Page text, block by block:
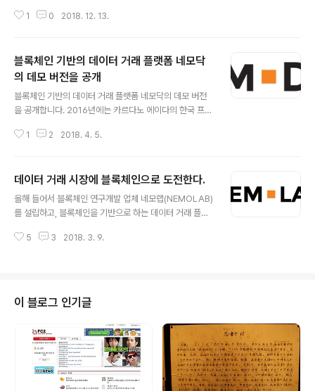
일 스트리밍 서비스 네모스터디(앱)와 함께 네모닥(웹)을
록체인투데이에 소개되었습니다. 네모닥은 가치인터넷 세
써 판매자에게는 최대의 이익을, 구매자에게는 양질의 콘
텐츠를 구매할 수 있는 장을 마련하고자 만든 플랫폼입니
다. 네모닥은 내년 1월 오픈을 목표로 개발되고 있으며, 기
본적으로 다양한 컨텐츠와 데이터의 오픈마켓을 지향하고
밴드의 음원을 보유한 업체와 개인에 주력할 예정입니다.
1 0 2018. 12. 13.
블록체인 기반의 데이터 거래 플랫폼 네모닥
의 데모 버전을 공개
블록체인 기반의 데이터 거래 플랫폼 네모닥의 데모 버전
을 공개합니다. 2016년에는 카르다노 에이다의 한국 프리
을 떴습니다. 2017년은 카르다노 플랫폼 생태계 조성을
래 가능성과 현실의 한계를 체감하면서 한편으로는 카르다
노 에이다의 상장이 무사히 이루어지고 순조롭게 성장하는
것을 보며 안도의 숨을 쉰 한해였습니다. 2018년 올해는
을까 하는 도전의 첫걸음으로 네모랩을 설립하고, 블록체
1 2 2018. 4. 5.
데이터 거래 시장에 블록체인으로 도전한다.
올해 들어서 블록체인 연구개발 업체 네모랩(NEMOLAB)
를 설립하고, 블록체인을 기반으로 하는 데이터 거래 플랫
르다노플러스를 설립하여, 블록체인을 기반으로 한 다양한
가능성에 대해서는 더욱 신뢰를 하게 되었지만, 현재 가능
한 것과 불가능한 것에 대한 현실적 판단력을 키웠다고 생
각한다. 현재까지 블록체인과 관련해서 성공적으로 비즈니
스를 진행하고 있는 서비스를 보면, 비트코인을 필두로 한
가상화폐와 그런 가상화폐를 거래할 수 있게 돕는 거래소
가 유일하고 그 외의 수많은 ICO를 통해..
5 3 2018. 3. 9.
이 블로그 인기글